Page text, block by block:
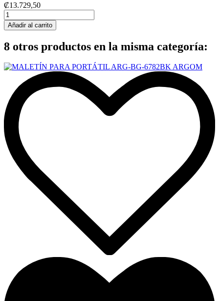
₡13.729,50
Añadir al carrito
8 otros productos en la misma categoría: